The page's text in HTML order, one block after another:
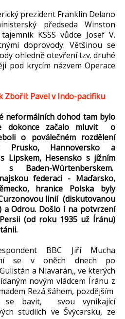
prezident Franklin Delano
předseda Winston
KSSS vůdce Josef V.
doprovody. Většinou se
ohledně otevření tzv. druhé
pod krycím názvem Operace
Zbořil: Pavel v Indo-pacifiku
neformálních dohod tam bylo
dokonce začalo mluvit o
o poválečném rozdělení
Prusko, Hannoversko a
Lipskem, Hesensko s jižním
Baden-Würtenberskem.
federaci - Maďarsko,
hranice Polska byly
linií (diskutovanou
a Odrou. Došlo i na potvrzení
(od roku 1935 už Íránu)
BBC Jiří Mucha
se v oněch dnech po
a Niavarán,, ve kterých
novým vládcem Íránu z
Rezá šáhem, pozdějším
se bavit, svou vynikající
studiích ve Švýcarsku, ze